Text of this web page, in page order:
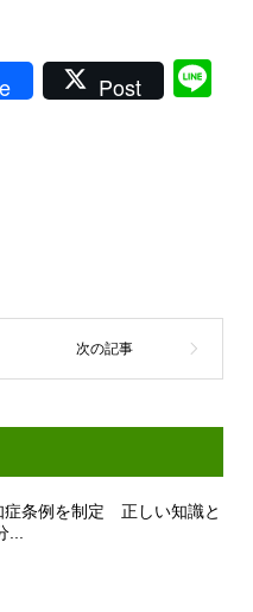
Post
症条例を制定 正しい知識と